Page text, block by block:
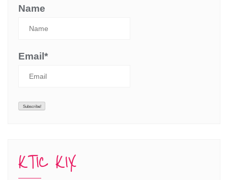
Name
Email*
KTIC KIX